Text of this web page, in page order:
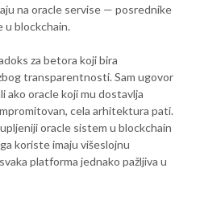
na oracle servise — posrednike
u blockchain.
za betora koji bira
transparentnosti. Sam ugovor
ako oracle koji mu dostavlja
cela arhitektura pati.
oracle sistem u blockchain
koriste imaju višeslojnu
platforma jednako pažljiva u